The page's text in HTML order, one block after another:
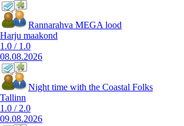
Rannarahva MEGA lood
Harju maakond
1.0 / 1.0
08.08.2026
Night time with the Coastal Folks
Tallinn
1.0 / 2.0
09.08.2026